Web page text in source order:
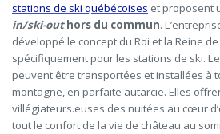
stations de ski québécoises et proposent
in/ski-outhors du commun.
développé le concept du Roi et la Reine
spécifiquement pour les stations de ski.
peuvent être transportées et installées à
montagne, en parfaite autarcie. Elles
villégiateurs.euses des nuitées au cœur
tout le confort de la vie de château au